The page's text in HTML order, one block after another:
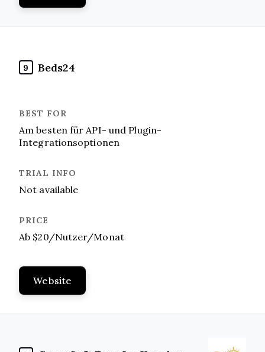
9 Beds24
Am besten für API- und Plugin-
Integrationsoptionen
Not available
Ab $20/Nutzer/Monat
Website